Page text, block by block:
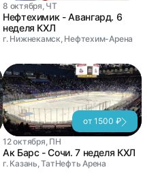
8 октября, ЧТ
Нефтехимик - Авангард. 6
неделя КХЛ
г. Нижнекамск, Нефтехим-Арена
от 1500 ₽
12 октября, ПН
Ак Барс - Сочи. 7 неделя КХЛ
г. Казань, ТатНефть Арена